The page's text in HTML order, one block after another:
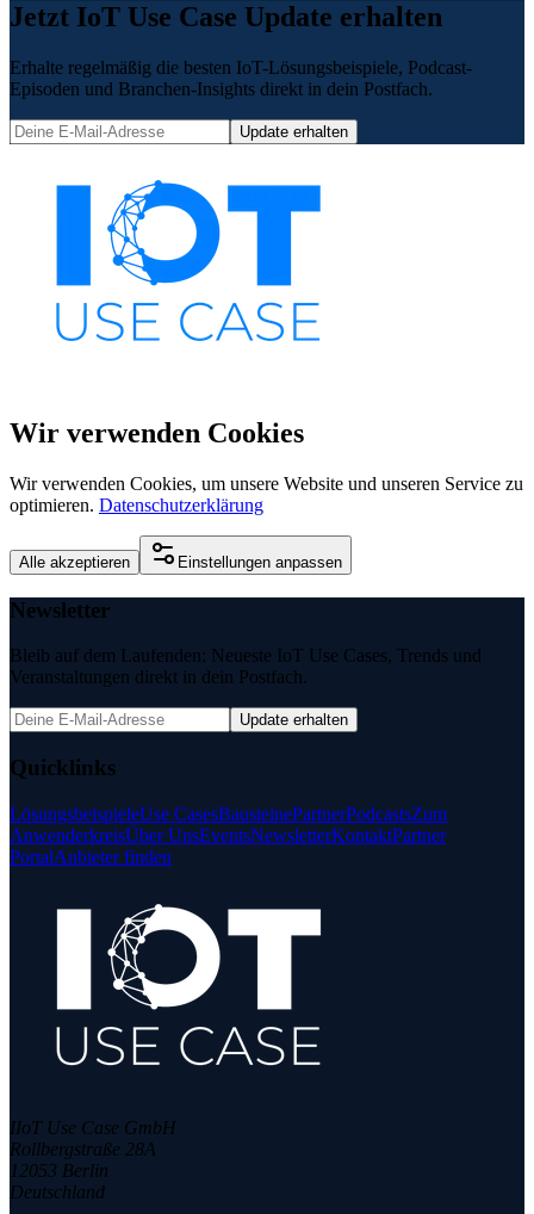
Jetzt IoT Use Case Update erhalten
Erhalte regelmäßig die besten IoT-Lösungsbeispiele, Podcast-
Episoden und Branchen-Insights direkt in dein Postfach.
Update erhalten
Wir verwenden Cookies
Wir verwenden Cookies, um unsere Website und unseren Service zu
optimieren. Datenschutzerklärung
Alle akzeptieren Einstellungen anpassen
Newsletter
Bleib auf dem Laufenden: Neueste IoT Use Cases, Trends und
Veranstaltungen direkt in dein Postfach.
Update erhalten
Quicklinks
LösungsbeispieleUse CasesBausteinePartnerPodcastsZum
AnwenderkreisÜber UnsEventsNewsletterKontaktPartner
PortalAnbieter finden
IIoT Use Case GmbH
Rollbergstraße 28A
12053 Berlin
Deutschland